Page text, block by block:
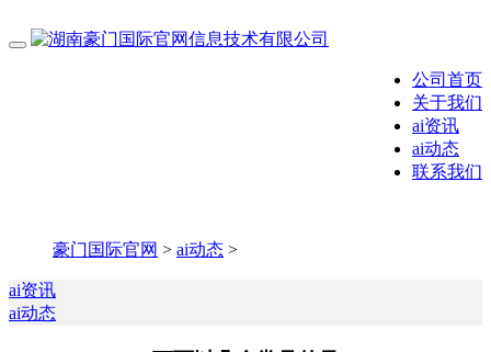
公司首页
关于我们
ai资讯
ai动态
联系我们
豪门国际官网 > ai动态 >
ai资讯
ai动态